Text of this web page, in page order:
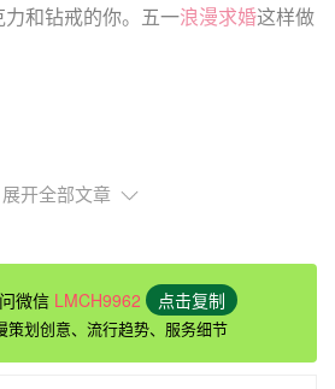
和钻戒的你。五一浪漫求婚这样做
展开全部文章
微信 LMCH9962 点击复制
策划创意、流行趋势、服务细节